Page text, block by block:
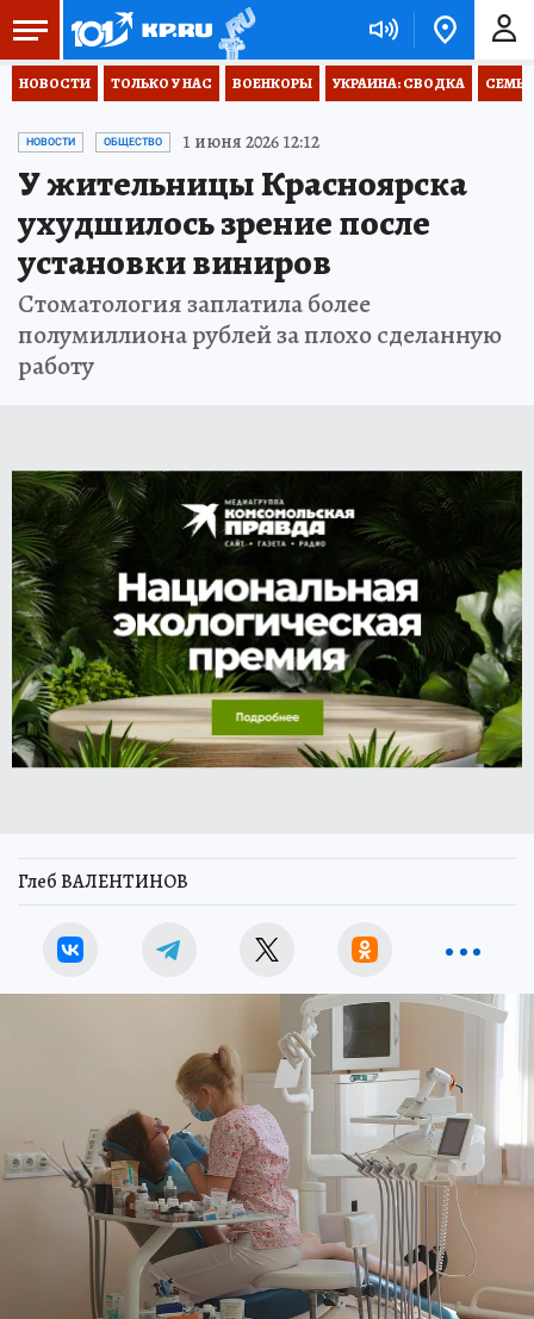
НОВОСТИ ТОЛЬКО У НАС ВОЕНКОРЫ УКРАИНА: СВОДКА
НОВОСТИ ОБЩЕСТВО 1 июня 2026 12:12
У жительницы Красноярска
ухудшилось зрение после
установки виниров
Стоматология заплатила более
полумиллиона рублей за плохо сделанную
работу
Глеб ВАЛЕНТИНОВ